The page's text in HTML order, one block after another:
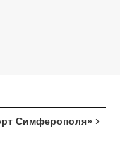
Симферополя»